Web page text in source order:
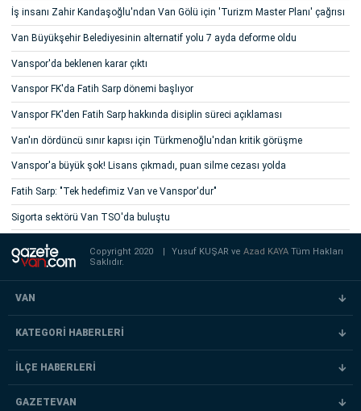
İş insanı Zahir Kandaşoğlu'ndan Van Gölü için 'Turizm Master Planı' çağrısı
Van Büyükşehir Belediyesinin alternatif yolu 7 ayda deforme oldu
Vanspor'da beklenen karar çıktı
Vanspor FK'da Fatih Sarp dönemi başlıyor
Vanspor FK'den Fatih Sarp hakkında disiplin süreci açıklaması
Van'ın dördüncü sınır kapısı için Türkmenoğlu'ndan kritik görüşme
Vanspor'a büyük şok! Lisans çıkmadı, puan silme cezası yolda
Fatih Sarp: "Tek hedefimiz Van ve Vanspor'dur"
Sigorta sektörü Van TSO'da buluştu
Copyright 2020 Yusuf KUŞAR veAzad KAYATüm Hakları
Saklıdır.
VAN
KATEGORİ HABERLERİ
İLÇE HABERLERİ
GAZETEVAN